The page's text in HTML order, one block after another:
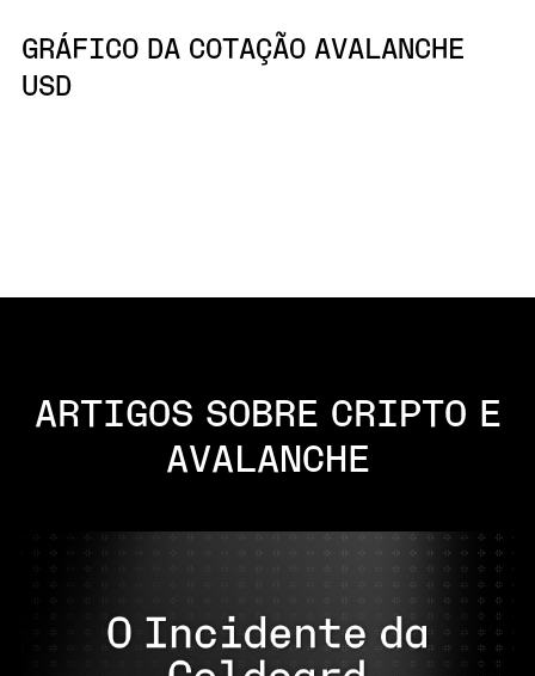
GRÁFICO DA COTAÇÃO AVALANCHE
USD
ARTIGOS SOBRE CRIPTO E
AVALANCHE